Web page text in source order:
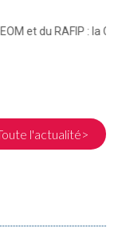
Réunion salue un
l'actualité>